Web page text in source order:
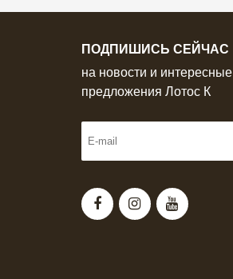
ПОДПИШИСЬ СЕЙЧАС
на новости и интересные
предложения Лотос К